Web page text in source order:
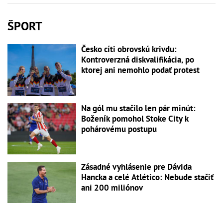
ŠPORT
Česko cíti obrovskú krivdu:
Kontroverzná diskvalifikácia, po
ktorej ani nemohlo podať protest
Na gól mu stačilo len pár minút:
Boženík pomohol Stoke City k
pohárovému postupu
Zásadné vyhlásenie pre Dávida
Hancka a celé Atlético: Nebude stačiť
ani 200 miliónov